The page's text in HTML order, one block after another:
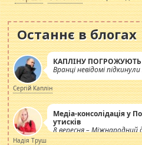
Останнє в блогах
КАПЛІНУ
Вранці невідомі
Сергій Каплін
Медіа-консолідація у
утисків
8 вересня – Міжнародний
журналістів.
Надія Труш